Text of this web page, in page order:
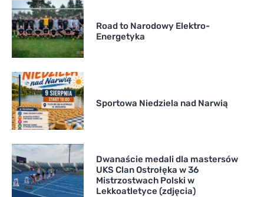
Road to Narodowy Elektro-
Energetyka
Sportowa Niedziela nad Narwią
Dwanaście medali dla mastersów
UKS Clan Ostrołęka w 36
Mistrzostwach Polski w
Lekkoatletyce (zdjęcia)